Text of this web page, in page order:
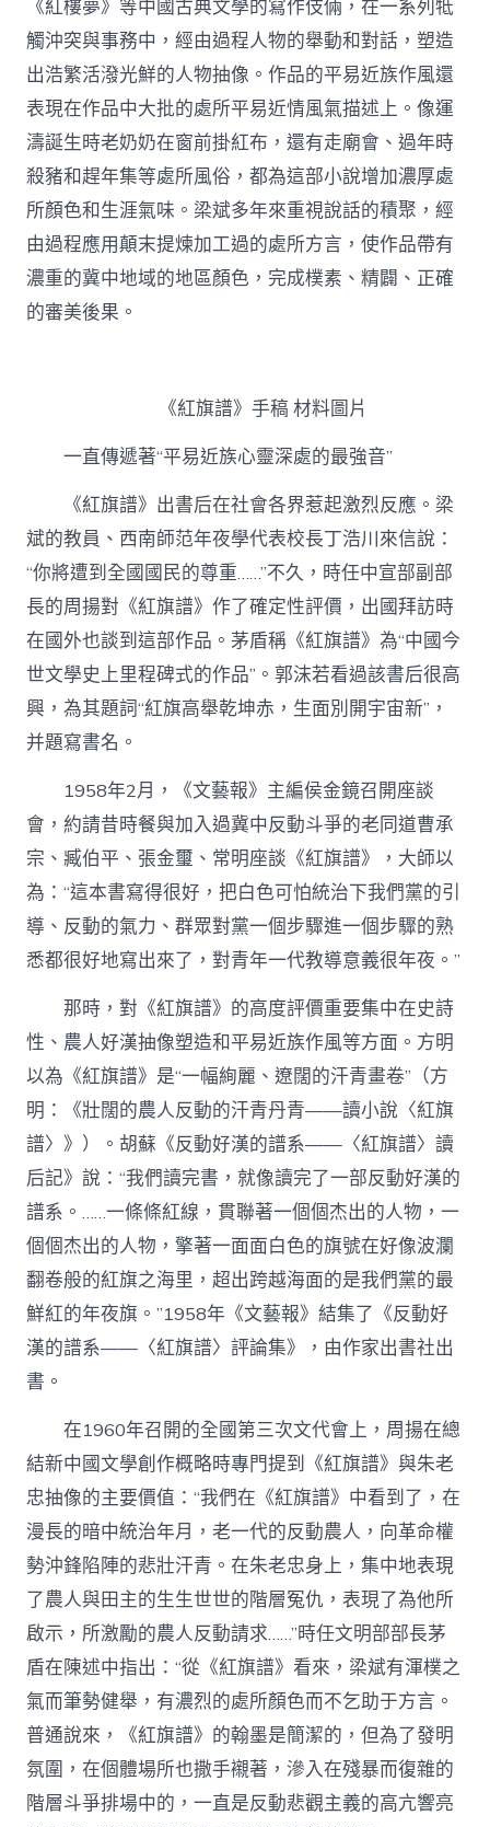
《紅樓夢》等中國古典文學的寫作伎倆，在一系列牴
觸沖突與事務中，經由過程人物的舉動和對話，塑造
出浩繁活潑光鮮的人物抽像。作品的平易近族作風還
表現在作品中大批的處所平易近情風氣描述上。像運
濤誕生時老奶奶在窗前掛紅布，還有走廟會、過年時
殺豬和趕年集等處所風俗，都為這部小說增加濃厚處
所顏色和生涯氣味。梁斌多年來重視說話的積聚，經
由過程應用顛末提煉加工過的處所方言，使作品帶有
濃重的冀中地域的地區顏色，完成樸素、精闢、正確
的審美後果。
《紅旗譜》手稿 材料圖片
一直傳遞著“平易近族心靈深處的最強音”
《紅旗譜》出書后在社會各界惹起激烈反應。梁
斌的教員、西南師范年夜學代表校長丁浩川來信說：
“你將遭到全國國民的尊重……”不久，時任中宣部副部
長的周揚對《紅旗譜》作了確定性評價，出國拜訪時
在國外也談到這部作品。茅盾稱《紅旗譜》為“中國今
世文學史上里程碑式的作品”。郭沫若看過該書后很高
興，為其題詞“紅旗高舉乾坤赤，生面別開宇宙新”，
并題寫書名。
1958年2月，《文藝報》主編侯金鏡召開座談
會，約請昔時餐與加入過冀中反動斗爭的老同道曹承
宗、臧伯平、張金璽、常明座談《紅旗譜》，大師以
為：“這本書寫得很好，把白色可怕統治下我們黨的引
導、反動的氣力、群眾對黨一個步驟進一個步驟的熟
悉都很好地寫出來了，對青年一代教導意義很年夜。”
那時，對《紅旗譜》的高度評價重要集中在史詩
性、農人好漢抽像塑造和平易近族作風等方面。方明
以為《紅旗譜》是“一幅絢麗、遼闊的汗青畫卷”（方
明：《壯闊的農人反動的汗青丹青——讀小說〈紅旗
譜〉》）。胡蘇《反動好漢的譜系——〈紅旗譜〉讀
后記》說：“我們讀完書，就像讀完了一部反動好漢的
譜系。……一條條紅線，貫聯著一個個杰出的人物，一
個個杰出的人物，擎著一面面白色的旗號在好像波瀾
翻卷般的紅旗之海里，超出跨越海面的是我們黨的最
鮮紅的年夜旗。”1958年《文藝報》結集了《反動好
漢的譜系——〈紅旗譜〉評論集》，由作家出書社出
書。
在1960年召開的全國第三次文代會上，周揚在總
結新中國文學創作概略時專門提到《紅旗譜》與朱老
忠抽像的主要價值：“我們在《紅旗譜》中看到了，在
漫長的暗中統治年月，老一代的反動農人，向革命權
勢沖鋒陷陣的悲壯汗青。在朱老忠身上，集中地表現
了農人與田主的生生世世的階層冤仇，表現了為他所
啟示，所激勵的農人反動請求……”時任文明部部長茅
盾在陳述中指出：“從《紅旗譜》看來，梁斌有渾樸之
氣而筆勢健舉，有濃烈的處所顏色而不乞助于方言。
普通說來，《紅旗譜》的翰墨是簡潔的，但為了發明
氛圍，在個體場所也撒手襯著，滲入在殘暴而復雜的
階層斗爭排場中的，一直是反動悲觀主義的高亢響亮